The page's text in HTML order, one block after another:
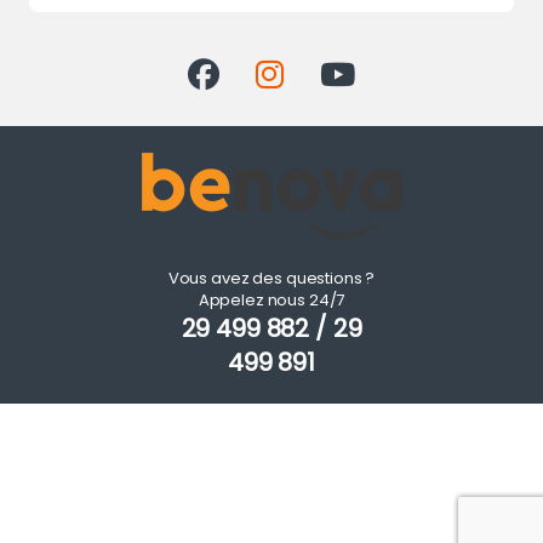
Vous avez des questions ?
Appelez nous 24/7
29 499 882 / 29
499 891